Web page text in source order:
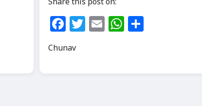
Facebook
Twitter
EmailWhatsApp
Chunav